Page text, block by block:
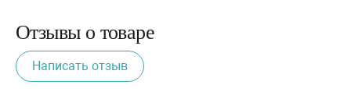
Отзывы о товаре
Написать отзыв